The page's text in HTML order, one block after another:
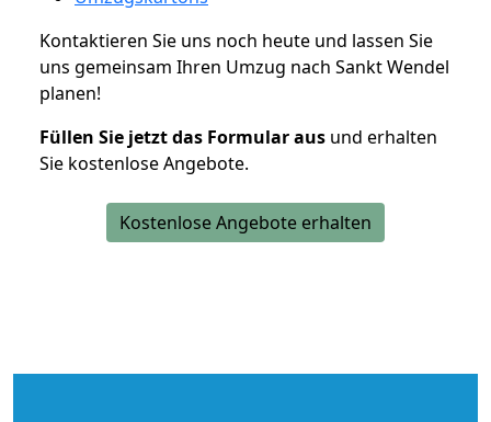
Kontaktieren Sie uns noch heute und lassen Sie
uns gemeinsam Ihren Umzug nach Sankt Wendel
planen!
Füllen Sie jetzt das Formular aus und erhalten
Sie kostenlose Angebote.
Kostenlose Angebote erhalten